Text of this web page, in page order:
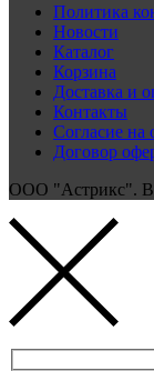
Политика
Новости
Каталог
Корзина
Доставка и
Контакты
Согласие на
Договор
ООО "Астрикс".